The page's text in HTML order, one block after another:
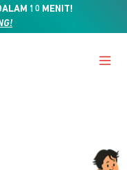
10 MENIT!